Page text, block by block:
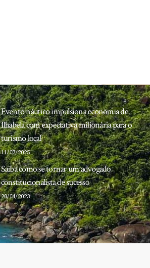
Evento náutico impulsiona economia de
Ilhabela com expectativa milionária para o
turismo local
11/07/2025
Saiba como se tornar um advogado
constitucionalista de sucesso
20/04/2023